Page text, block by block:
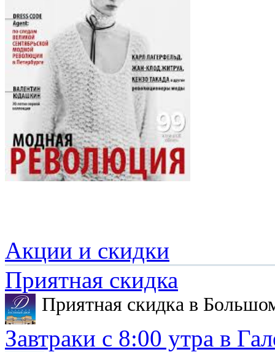
Акции и скидки
Приятная скидка
Приятная скидка в
Завтраки с 8:00 утра в